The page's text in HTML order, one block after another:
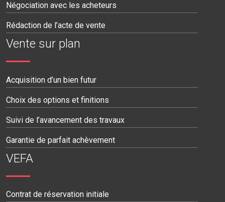
Négociation avec les acheteurs
Rédaction de l’acte de vente
Vente sur plan
Acquisition d’un bien futur
Choix des options et finitions
Suivi de l’avancement des travaux
Garantie de parfait achèvement
VEFA
Contrat de réservation initiale